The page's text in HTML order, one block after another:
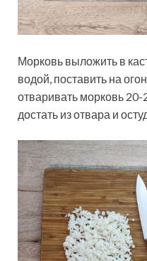
Морковь выложить в
водой, поставить на
отваривать морковь
достать из отвара и